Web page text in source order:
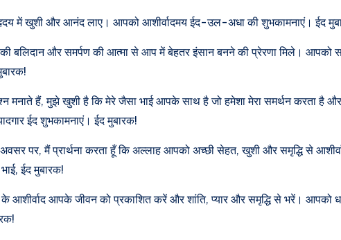
में खुशी और आनंद लाए। आपको आशीर्वादमय ईद-उल-अधा की शुभकामनाएं। ईद
बलिदान और समर्पण की आत्मा से आप में बेहतर इंसान बनने की प्रेरणा मिले।
हैं, मुझे खुशी है कि मेरे जैसा भाई आपके साथ है जो हमेशा मेरा समर्थन करता है और
ईद शुभकामनाएं। ईद मुबारक!
पर, मैं प्रार्थना करता हूँ कि अल्लाह आपको अच्छी सेहत, खुशी और समृद्धि से
ईद मुबारक!
आशीर्वाद आपके जीवन को प्रकाशित करें और शांति, प्यार और समृद्धि से भरें। आपको